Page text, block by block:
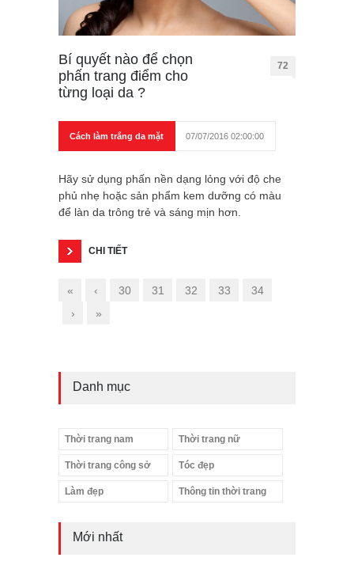
Bí quyết nào để chọn
phấn trang điểm cho
từng loại da ?
72
Cách làm trắng da mặt 07/07/2016 02:00:00
Hãy sử dụng phấn nền dạng lỏng với độ che
phủ nhẹ hoặc sản phẩm kem dưỡng có màu
để làn da trông trẻ và sáng mịn hơn.
CHI TIẾT
« ‹ 30 31 32 33
34
›
»
Danh mục
Thời trang nam Thời trang nữ
Thời trang công sở Tóc đẹp
Làm đẹp Thông tin thời trang
Mới nhất